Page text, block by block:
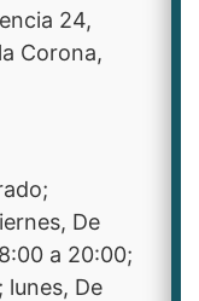
24,
Corona,
De
a 20:00;
lunes, De